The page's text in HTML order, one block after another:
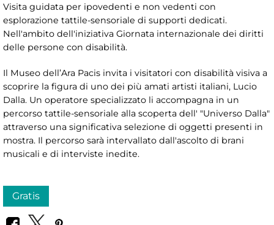
Visita guidata per ipovedenti e non vedenti con
esplorazione tattile-sensoriale di supporti dedicati.
Nell'ambito dell'iniziativa Giornata internazionale dei diritti
delle persone con disabilità.
Il Museo dell’Ara Pacis invita i visitatori con disabilità visiva a
scoprire la figura di uno dei più amati artisti italiani, Lucio
Dalla. Un operatore specializzato li accompagna in un
percorso tattile-sensoriale alla scoperta dell' "Universo Dalla"
attraverso una significativa selezione di oggetti presenti in
mostra. Il percorso sarà intervallato dall'ascolto di brani
musicali e di interviste inedite.
Gratis